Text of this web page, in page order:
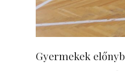
Gyermekek